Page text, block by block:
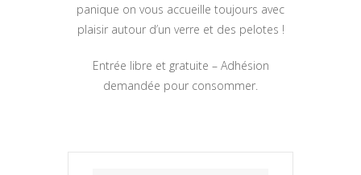
panique on vous accueille toujours avec
plaisir autour d’un verre et des pelotes !
Entrée libre et gratuite – Adhésion
demandée pour consommer.